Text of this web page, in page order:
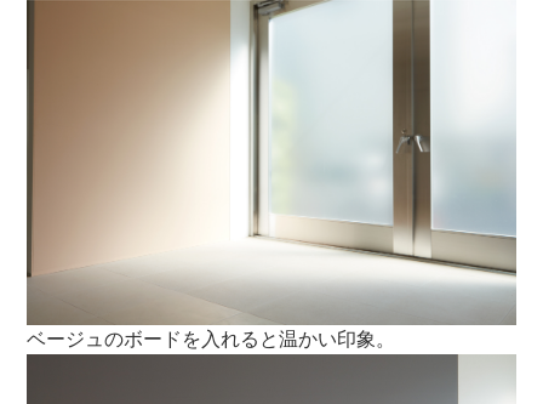
ベージュのボードを入れると温かい印象。